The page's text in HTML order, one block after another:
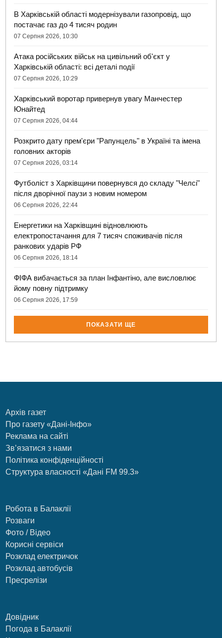
В Харківській області модернізували газопровід, що
постачає газ до 4 тисяч родин
07 Серпня 2026, 10:30
Атака російських військ на цивільний об'єкт у
Харківській області: всі деталі події
07 Серпня 2026, 10:29
Харківський воротар привернув увагу Манчестер
Юнайтед
07 Серпня 2026, 04:44
Розкрито дату прем'єри "Рапунцель" в Україні та імена
головних акторів
07 Серпня 2026, 03:14
Футболіст з Харківщини повернувся до складу "Челсі"
після дворічної паузи з новим номером
06 Серпня 2026, 22:44
Енергетики на Харківщині відновлюють
електропостачання для 7 тисяч споживачів після
ранкових ударів РФ
06 Серпня 2026, 18:14
ФІФА вибачається за план Інфантіно, але висловлює
йому повну підтримку
06 Серпня 2026, 17:59
ПОКАЗАТИ ЩЕ
Архів газет
Про газету «Дані-Інфо»
Реклама на сайті
Зв’язатися з нами
Політика конфіденційності
Структура власності «Дані FM 99.3»
Робота в Балаклії
Розваги
Фото / Відео
Корисні сервіси
Розклад електричок
Розклад автобусів
Пресрелізи
Довідник
Погода в Балаклії